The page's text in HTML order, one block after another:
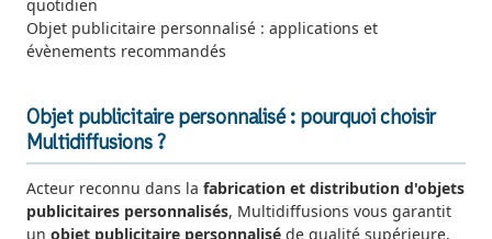
quotidien
Objet publicitaire personnalisé : applications et
évènements recommandés
Objet publicitaire personnalisé : pourquoi choisir
Multidiffusions ?
Acteur reconnu dans la fabrication et distribution d'objets
publicitaires personnalisés, Multidiffusions vous garantit
un objet publicitaire personnalisé de qualité supérieure,